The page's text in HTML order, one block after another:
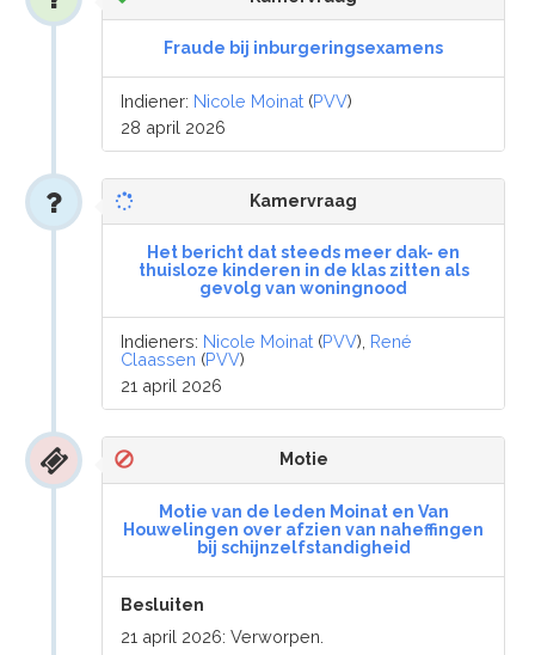
Fraude bij inburgeringsexamens
Indiener: Nicole Moinat (PVV)
28 april 2026
Kamervraag
Het bericht dat steeds meer dak- en
thuisloze kinderen in de klas zitten als
gevolg van woningnood
Indieners: Nicole Moinat (PVV), René
Claassen (PVV)
21 april 2026
Motie
Motie van de leden Moinat en Van
Houwelingen over afzien van naheffingen
bij schijnzelfstandigheid
Besluiten
21 april 2026: Verworpen.